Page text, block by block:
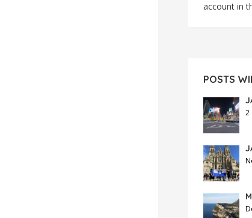
account in
POSTS
2